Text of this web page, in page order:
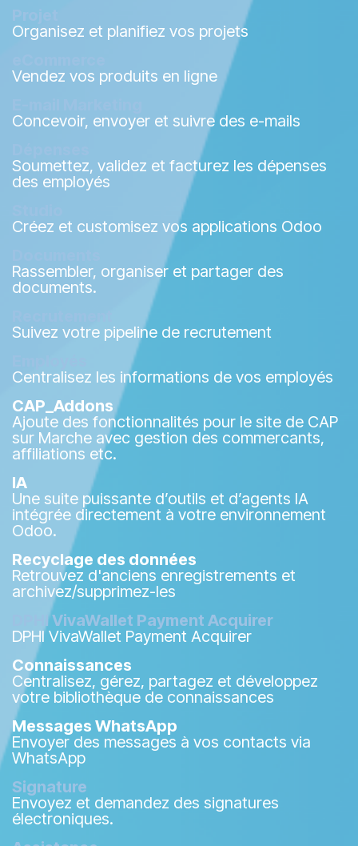
Organisez et planifiez vos projets
Vendez vos produits en ligne
Concevoir, envoyer et suivre des e-mails
Soumettez, validez et facturez les dépenses
des employés
Créez et customisez vos applications Odoo
Rassembler, organiser et partager des
documents.
Suivez votre pipeline de recrutement
Centralisez les informations de vos employés
CAP_Addons
Ajoute des fonctionnalités pour le site de CAP
sur Marche avec gestion des commercants,
affiliations etc.
IA
Une suite puissante d’outils et d’agents IA
intégrée directement à votre environnement
Odoo.
Recyclage des données
Retrouvez d'anciens enregistrements et
archivez/supprimez-les
DPHI VivaWallet Payment Acquirer
DPHI VivaWallet Payment Acquirer
Connaissances
Centralisez, gérez, partagez et développez
votre bibliothèque de connaissances
Messages WhatsApp
Envoyer des messages à vos contacts via
WhatsApp
Signature
Envoyez et demandez des signatures
électroniques.